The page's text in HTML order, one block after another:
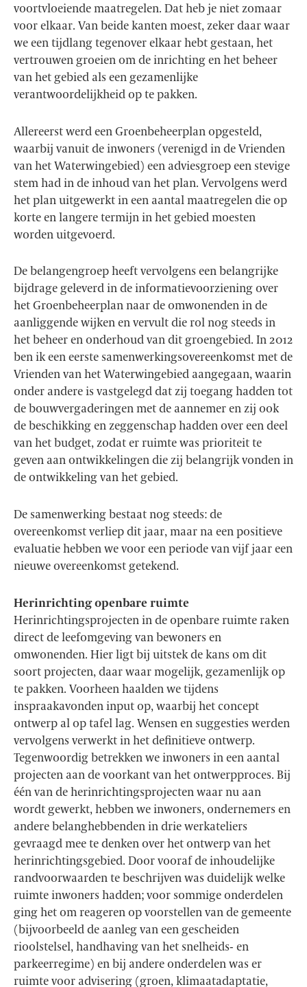
voortvloeiende maatregelen. Dat heb je niet zomaar
voor elkaar. Van beide kanten moest, zeker daar waar
we een tijdlang tegenover elkaar hebt gestaan, het
vertrouwen groeien om de inrichting en het beheer
van het gebied als een gezamenlijke
verantwoordelijkheid op te pakken.
Allereerst werd een Groenbeheerplan opgesteld,
waarbij vanuit de inwoners (verenigd in de Vrienden
van het Waterwingebied) een adviesgroep een stevige
stem had in de inhoud van het plan. Vervolgens werd
het plan uitgewerkt in een aantal maatregelen die op
korte en langere termijn in het gebied moesten
worden uitgevoerd.
De belangengroep heeft vervolgens een belangrijke
bijdrage geleverd in de informatievoorziening over
het Groenbeheerplan naar de omwonenden in de
aanliggende wijken en vervult die rol nog steeds in
het beheer en onderhoud van dit groengebied. In 2012
ben ik een eerste samenwerkingsovereenkomst met de
Vrienden van het Waterwingebied aangegaan, waarin
onder andere is vastgelegd dat zij toegang hadden tot
de bouwvergaderingen met de aannemer en zij ook
de beschikking en zeggenschap hadden over een deel
van het budget, zodat er ruimte was prioriteit te
geven aan ontwikkelingen die zij belangrijk vonden in
de ontwikkeling van het gebied.
De samenwerking bestaat nog steeds: de
overeenkomst verliep dit jaar, maar na een positieve
evaluatie hebben we voor een periode van vijf jaar een
nieuwe overeenkomst getekend.
Herinrichting openbare ruimte
Herinrichtingsprojecten in de openbare ruimte raken
direct de leefomgeving van bewoners en
omwonenden. Hier ligt bij uitstek de kans om dit
soort projecten, daar waar mogelijk, gezamenlijk op
te pakken. Voorheen haalden we tijdens
inspraakavonden input op, waarbij het concept
ontwerp al op tafel lag. Wensen en suggesties werden
vervolgens verwerkt in het definitieve ontwerp.
Tegenwoordig betrekken we inwoners in een aantal
projecten aan de voorkant van het ontwerpproces. Bij
één van de herinrichtingsprojecten waar nu aan
wordt gewerkt, hebben we inwoners, ondernemers en
andere belanghebbenden in drie werkateliers
gevraagd mee te denken over het ontwerp van het
herinrichtingsgebied. Door vooraf de inhoudelijke
randvoorwaarden te beschrijven was duidelijk welke
ruimte inwoners hadden; voor sommige onderdelen
ging het om reageren op voorstellen van de gemeente
(bijvoorbeeld de aanleg van een gescheiden
rioolstelsel, handhaving van het snelheids- en
parkeerregime) en bij andere onderdelen was er
ruimte voor advisering (groen, klimaatadaptatie,